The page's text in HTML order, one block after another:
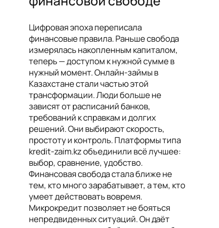
Цифровая эпоха переписала
финансовые правила. Раньше свобода
измерялась накопленным капиталом,
теперь — доступом к нужной сумме в
нужный момент. Онлайн-займы в
Казахстане стали частью этой
трансформации. Люди больше не
зависят от расписаний банков,
требований к справкам и долгих
решений. Они выбирают скорость,
простоту и контроль. Платформы типа
kredit-zaim.kz объединили всё лучшее:
выбор, сравнение, удобство.
Финансовая свобода стала ближе не
тем, кто много зарабатывает, а тем, кто
умеет действовать вовремя.
Микрокредит позволяет не бояться
непредвиденных ситуаций. Он даёт